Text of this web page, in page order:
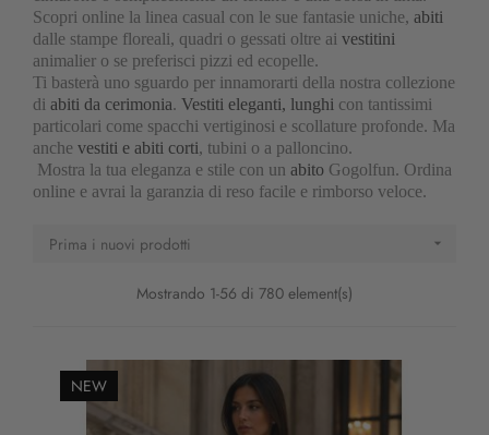
Scopri online la linea casual con le sue fantasie uniche, abiti
dalle stampe floreali, quadri o gessati oltre ai vestitini
animalier o se preferisci pizzi ed ecopelle.
Ti basterà uno sguardo per innamorarti della nostra collezione
di abiti da cerimonia. Vestiti eleganti, lunghi con tantissimi
particolari come spacchi vertiginosi e scollature profonde. Ma
anche vestiti e abiti corti, tubini o a palloncino.
Mostra la tua eleganza e stile con un abito Gogolfun. Ordina
online e avrai la garanzia di reso facile e rimborso veloce.
Prima i nuovi prodotti 
Mostrando 1-56 di 780 element(s)
NEW